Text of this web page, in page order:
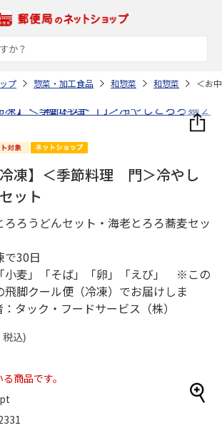
プ 惣菜・加工食品 和惣菜 和惣菜 ＜お
凍】＜季節料理 門＞冷やし
ット
ろうどんセット・海老とろろ蕎麦セッ
で30日
小麦」「そば」「卵」「えび」 ※この
飛脚クール便（冷凍）でお届けしま
タック・フードサービス（株）
税込)
商品です。